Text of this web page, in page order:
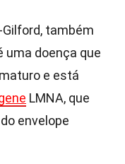
também
uma doença que
e está
LMNA, que
envelope